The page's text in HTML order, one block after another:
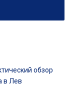
обзор
в Лев